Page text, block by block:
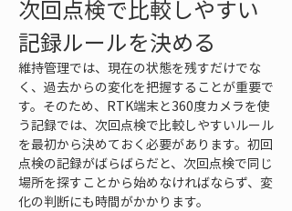
次回点検で比較しやすい
記録ルールを決める
維持管理では、現在の状態を残すだけでな
く、過去からの変化を把握することが重要で
す。そのため、RTK端末と360度カメラを使
う記録では、次回点検で比較しやすいルール
を最初から決めておく必要があります。初回
点検の記録がばらばらだと、次回点検で同じ
場所を探すことから始めなければならず、変
化の判断にも時間がかかります。